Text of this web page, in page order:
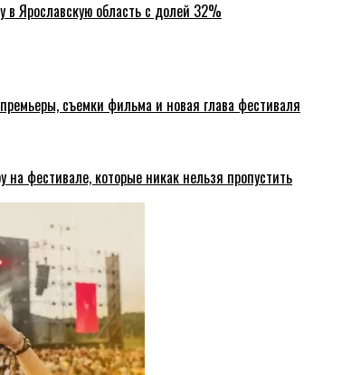
в Ярославскую область с долей 32%
съемки фильма и новая глава фестиваля
фестивале, которые никак нельзя пропустить